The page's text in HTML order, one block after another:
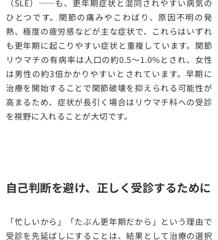
（SLE）——も、更年期症状と混同されやすい病気の
ひとつです。関節の痛みやこわばり、原因不明の発
熱、極度の疲労感などが主な症状で、これらはいずれ
も更年期に起こりやすい症状と重複しています。関節
リウマチの有病率は人口の約0.5〜1.0%とされ、女性
は男性の約3倍かかりやすいとされています。早期に
治療を開始することで関節破壊を抑えられる可能性が
高まるため、症状が長引く場合はリウマチ科への受診
を視野に入れることが大切です。
自己判断を避け、正しく受診するために
「忙しいから」「たぶん更年期だから」という理由で
受診を先延ばしにすることは、結果として治療の選択